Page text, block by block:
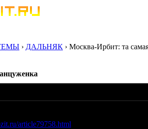
› ДАЛЬНЯК › Москва-Ирбит: та
article79758.html